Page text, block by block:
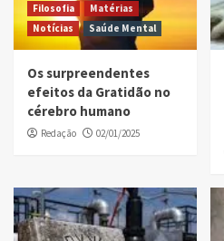
Filosofia
Matérias
Notícias
Saúde Mental
Os surpreendentes
efeitos da Gratidão no
cérebro humano
Redação 02/01/2025